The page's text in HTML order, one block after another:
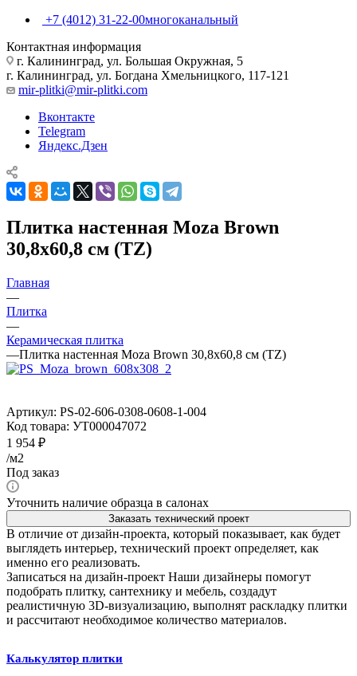
+7 (4012) 31-22-00многоканальный
Контактная информация
г. Калининград, ул. Большая Окружная, 5
г. Калининград, ул. Богдана Хмельницкого, 117-121
mir-plitki@mir-plitki.com
Вконтакте
Telegram
Яндекс.Дзен
Плитка настенная Moza Brown
30,8x60,8 см (TZ)
Главная
—
Плитка
—
Керамическая плитка
—Плитка настенная Moza Brown 30,8x60,8 см (TZ)
Артикул: PS-02-606-0308-0608-1-004
Код товара: УТ000047072
1 954 ₽
/м2
Под заказ
Уточнить наличие образца в салонах
Заказать технический проект
В отличие от дизайн-проекта, который показывает, как будет
выглядеть интерьер, технический проект определяет, как
именно его реализовать.
Записаться на дизайн-проект Наши дизайнеры помогут
подобрать плитку, сантехнику и мебель, создадут
реалистичную 3D-визуализацию, выполнят раскладку плитки
и рассчитают необходимое количество материалов.
Калькулятор плитки